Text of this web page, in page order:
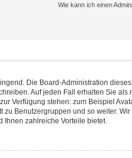
Wie kann ich einen
Die Board-Administration
Auf jeden Fall erhalten Sie als
Verfügung stehen: zum Beispiel
zu Benutzergruppen und so weiter.
zahlreiche Vorteile bietet.